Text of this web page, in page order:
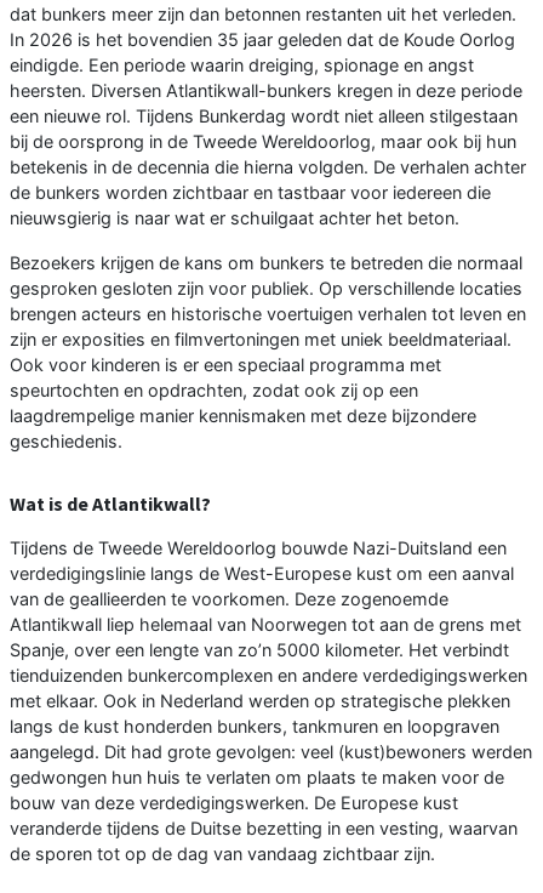
dat bunkers meer zijn dan betonnen restanten uit het verleden.
In 2026 is het bovendien 35 jaar geleden dat de Koude Oorlog
eindigde. Een periode waarin dreiging, spionage en angst
heersten. Diversen Atlantikwall-bunkers kregen in deze periode
een nieuwe rol. Tijdens Bunkerdag wordt niet alleen stilgestaan
bij de oorsprong in de Tweede Wereldoorlog, maar ook bij hun
betekenis in de decennia die hierna volgden. De verhalen achter
de bunkers worden zichtbaar en tastbaar voor iedereen die
nieuwsgierig is naar wat er schuilgaat achter het beton.
Bezoekers krijgen de kans om bunkers te betreden die normaal
gesproken gesloten zijn voor publiek. Op verschillende locaties
brengen acteurs en historische voertuigen verhalen tot leven en
zijn er exposities en filmvertoningen met uniek beeldmateriaal.
Ook voor kinderen is er een speciaal programma met
speurtochten en opdrachten, zodat ook zij op een
laagdrempelige manier kennismaken met deze bijzondere
geschiedenis.
Wat is de Atlantikwall?
Tijdens de Tweede Wereldoorlog bouwde Nazi-Duitsland een
verdedigingslinie langs de West-Europese kust om een aanval
van de geallieerden te voorkomen. Deze zogenoemde
Atlantikwall liep helemaal van Noorwegen tot aan de grens met
Spanje, over een lengte van zo’n 5000 kilometer. Het verbindt
tienduizenden bunkercomplexen en andere verdedigingswerken
met elkaar. Ook in Nederland werden op strategische plekken
langs de kust honderden bunkers, tankmuren en loopgraven
aangelegd. Dit had grote gevolgen: veel (kust)bewoners werden
gedwongen hun huis te verlaten om plaats te maken voor de
bouw van deze verdedigingswerken. De Europese kust
veranderde tijdens de Duitse bezetting in een vesting, waarvan
de sporen tot op de dag van vandaag zichtbaar zijn.